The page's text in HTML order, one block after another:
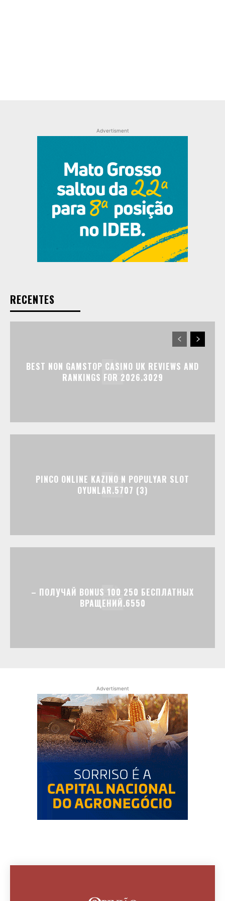
Advertisment
RECENTES
BEST NON GAMSTOP CASINO UK REVIEWS AND
RANKINGS FOR 2026.3029
PINCO ONLINE KAZINO N POPULYAR SLOT
OYUNLAR.5707 (3)
– ПОЛУЧАЙ BONUS 100 250 БЕСПЛАТНЫХ
ВРАЩЕНИЙ.6550
Advertisment